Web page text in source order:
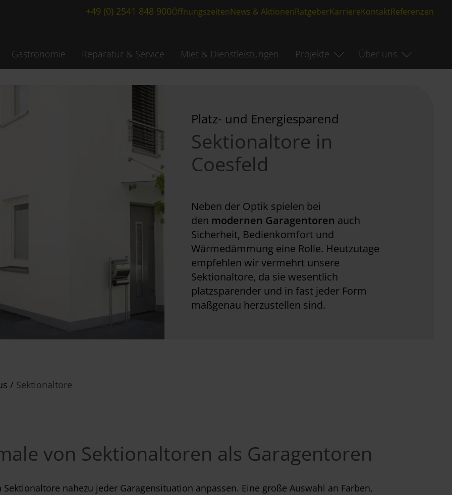
+49 (0) 2541 848 900ÖffnungszeitenNews & AktionenRatgeberKarriereKontaktReferenzen
Gastronomie Reparatur & Service Miet & Dienstleistungen Projekte Über uns
/ Sektionaltore
Platz- und Energiesparend
Sektionaltore in
Coesfeld
Neben der Optik spielen bei
den modernen Garagentoren auch
Sicherheit, Bedienkomfort und
Wärmedämmung eine Rolle. Heutzutage
empfehlen wir vermehrt unsere
Sektionaltore, da sie wesentlich
platzsparender und in fast jeder Form
maßgenau herzustellen sind.
von Sektionaltoren als Garagentoren
nahezu jeder Garagensituation anpassen. Eine große Auswahl an Farben,